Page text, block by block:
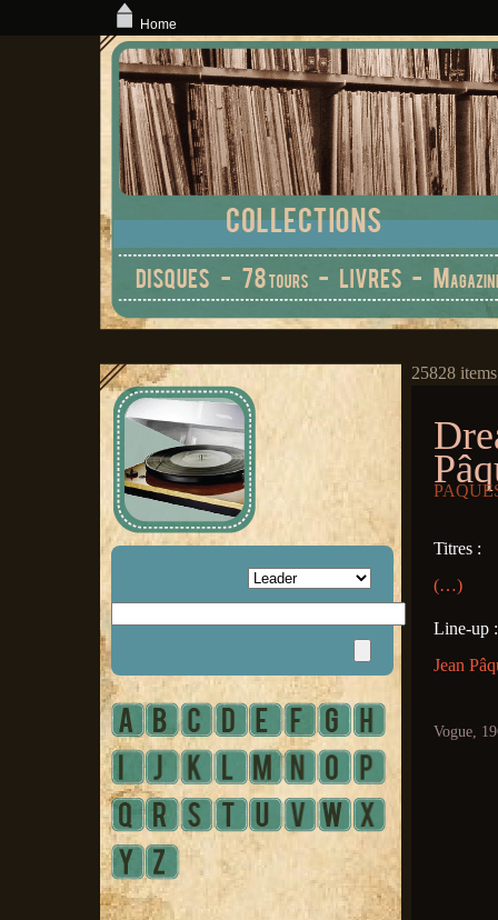
25828 items
Titres :
(…)
Line-up :
Jean
Vogue,
Home